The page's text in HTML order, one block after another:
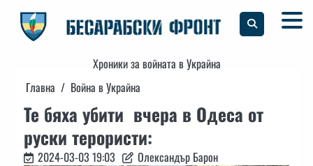
content
Хроники за войната в Украйна
Главна
Война в Украйна
Те бяха убити вчера в Одеса от
руски терористи:
2024-03-03 19:03 Олександър Барон